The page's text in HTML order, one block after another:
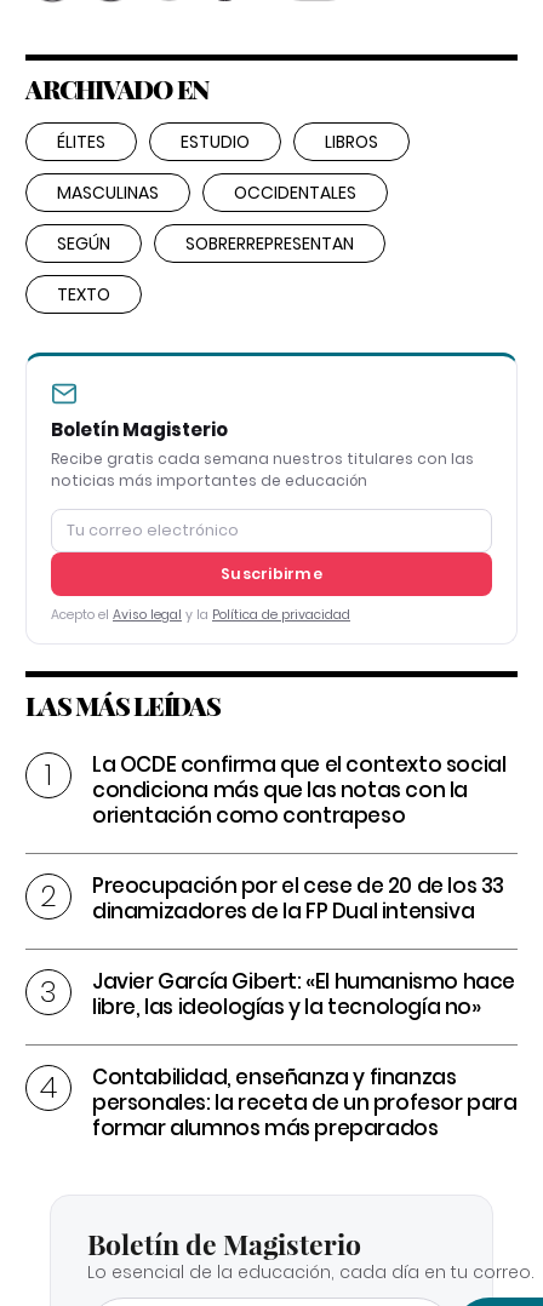
ARCHIVADO EN
ÉLITES ESTUDIO LIBROS
MASCULINAS OCCIDENTALES
SEGÚN SOBRERREPRESENTAN
TEXTO
Boletín Magisterio
Recibe gratis cada semana nuestros titulares con las
noticias más importantes de educación
Suscribirme
Acepto el Aviso legal y la Política de privacidad
LAS MÁS LEÍDAS
La OCDE confirma que el contexto social
condiciona más que las notas con la
orientación como contrapeso
Preocupación por el cese de 20 de los 33
dinamizadores de la FP Dual intensiva
Javier García Gibert: «El humanismo hace
libre, las ideologías y la tecnología no»
Contabilidad, enseñanza y finanzas
personales: la receta de un profesor para
formar alumnos más preparados
Boletín de Magisterio
Lo esencial de la educación, cada día en tu correo.